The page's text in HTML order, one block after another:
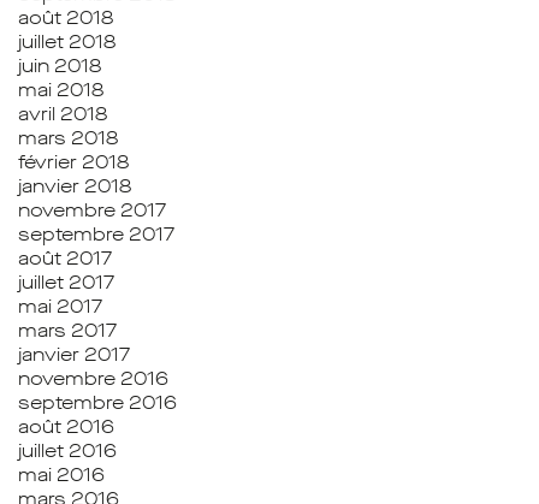
août 2018
juillet 2018
juin 2018
mai 2018
avril 2018
mars 2018
février 2018
janvier 2018
novembre 2017
septembre 2017
août 2017
juillet 2017
mai 2017
mars 2017
janvier 2017
novembre 2016
septembre 2016
août 2016
juillet 2016
mai 2016
mars 2016